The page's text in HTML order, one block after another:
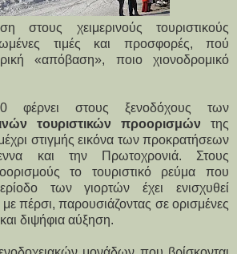
στους χειμερινούς τουριστικούς
τιμές και προσφορές, πού
«απόβαση», ποιο χιονοδρομικό
φέρνει στους ξενοδόχους των
τουριστικών προορισμών της
στιγμής εικόνα των προκρατήσεων
και την Πρωτοχρονιά. Στους
το τουριστικό ρεύμα που
των γιορτών έχει ενισχυθεί
πέρσι, παρουσιάζοντας σε ορισμένες
διψήφια αύξηση.